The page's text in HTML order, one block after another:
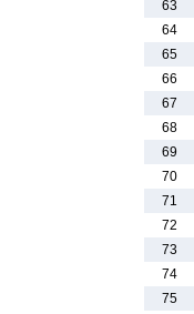
63
64
65
66
67
68
69
70
71
72
73
74
75